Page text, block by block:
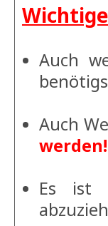
Auch
Auch
werden!
Es ist